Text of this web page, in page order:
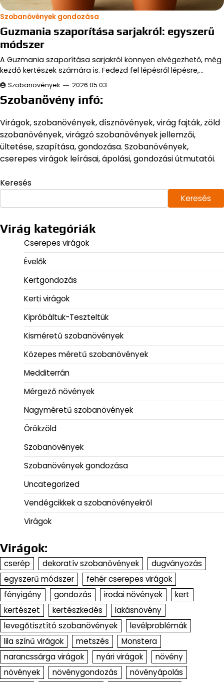
Szobanövények gondozása
Guzmania szaporítása sarjakról: egyszerű
módszer
A Guzmania szaporítása sarjakról könnyen elvégezhető, még
kezdő kertészek számára is. Fedezd fel lépésről lépésre,…
Szobanövények 2026.05.03.
Szobanövény infó:
Virágok, szobanövények, dísznövények, virág fajták, zöld
szobanövények, virágzó szobanövények jellemzői,
ültetése, szapítása, gondozása. Szobanövények,
cserepes virágok leírásai, ápolási, gondozási útmutatói.
Keresés
Keresés
Virág kategóriák
Cserepes virágok
Évelők
Kertgondozás
Kerti virágok
Kipróbáltuk-Teszteltük
Kisméretű szobanövények
Közepes méretű szobanövények
Medditerrán
Mérgező növények
Nagyméretű szobanövények
Örökzöld
Szobanövények
Szobanövények gondozása
Uncategorized
Vendégcikkek a szobanövényekről
Virágok
Virágok:
cserép dekoratív szobanövények
dugványozás
egyszerű módszer
fehér cserepes virágok
fényigény
gondozás irodai növények
kert
kertészet
kertészkedés
lakásnövény
levegőtisztító szobanövények
levélproblémák
lila színű virágok
metszés
Monstera
narancssárga virágok
nyári virágok
növény
növények
növénygondozás növényápolás